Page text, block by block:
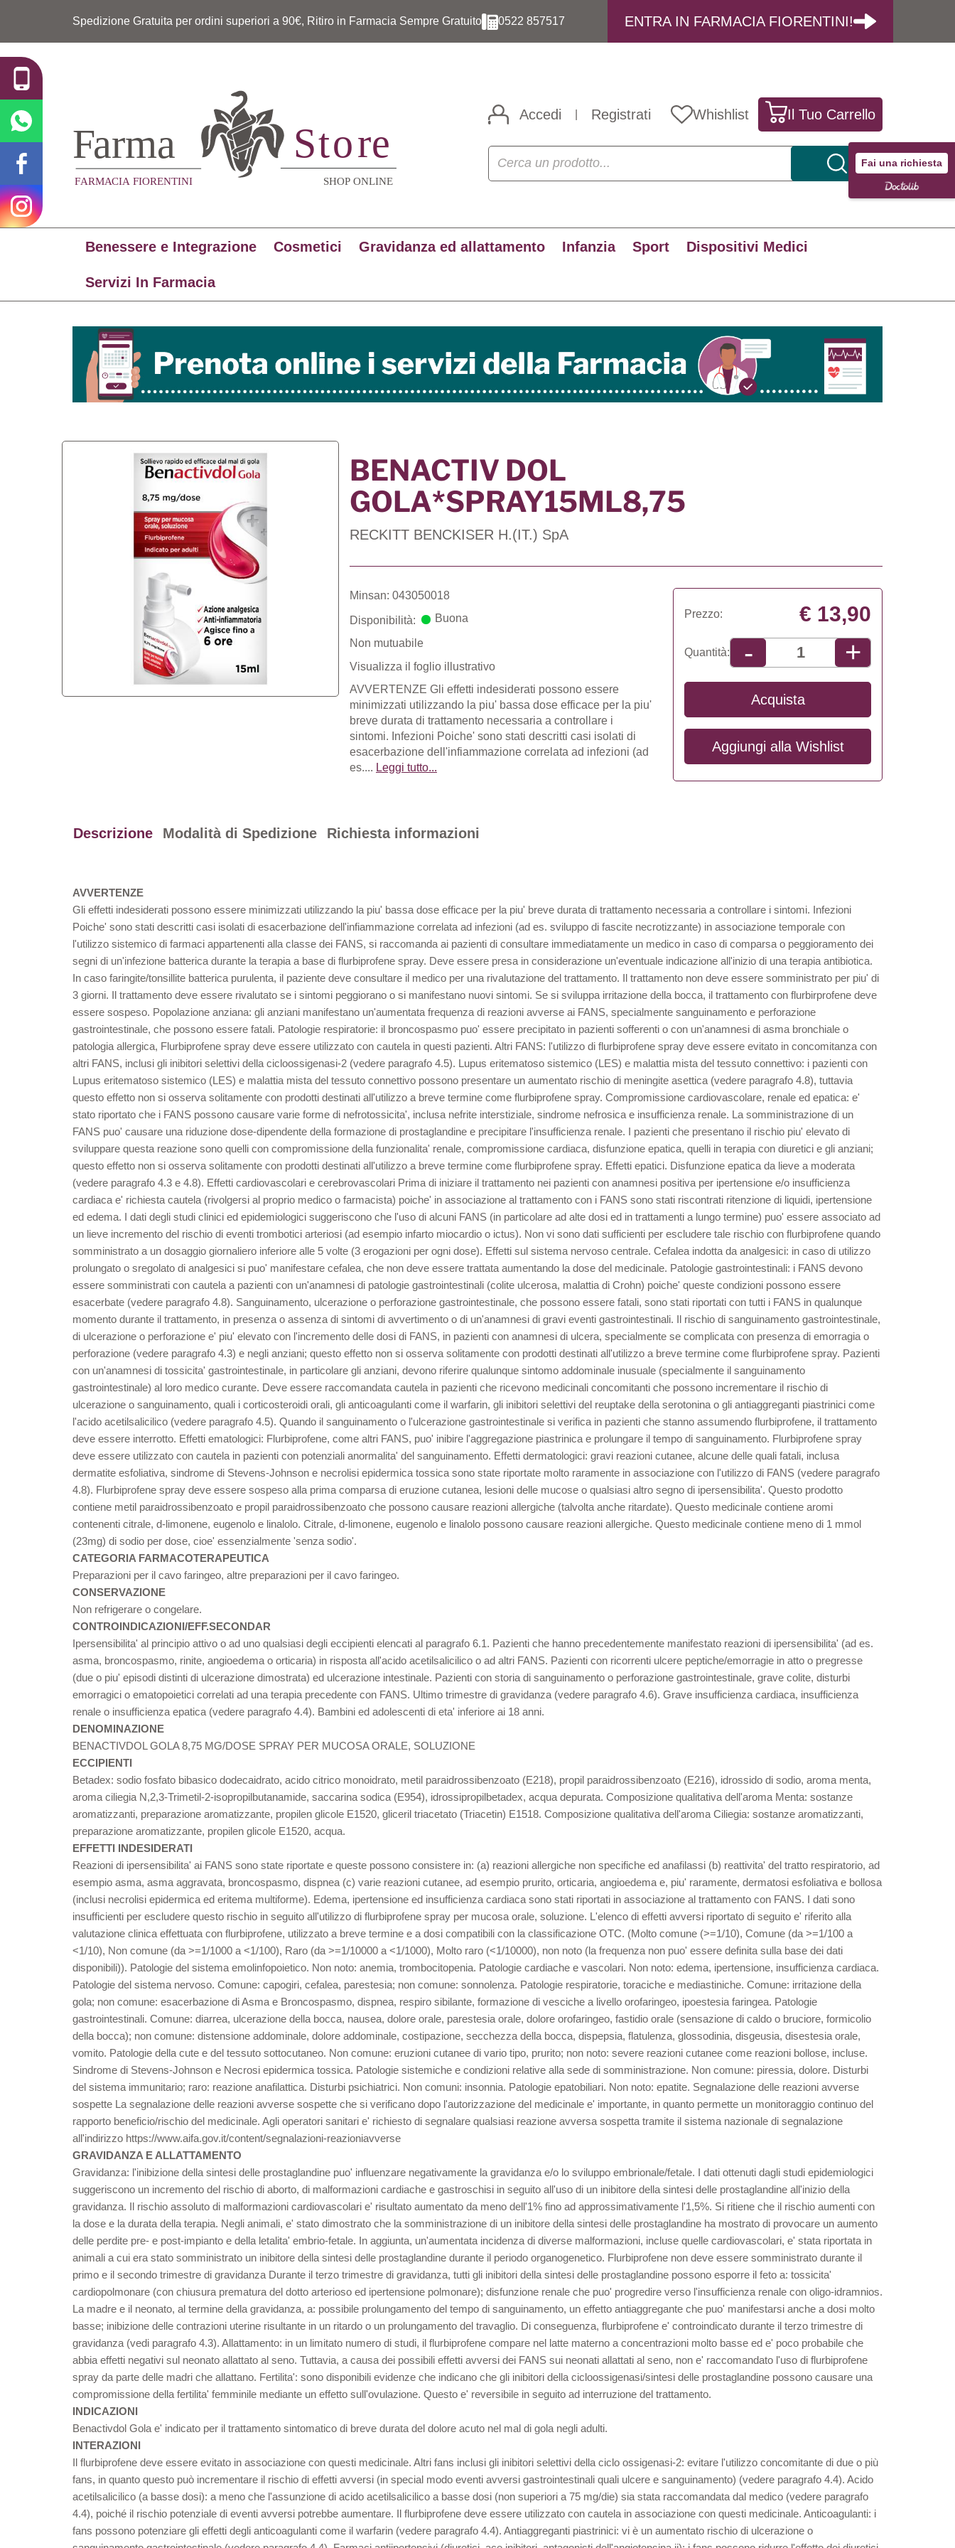
Fai una richiesta
Spedizione Gratuita per ordini superiori a 90€, Ritiro in Farmacia Sempre Gratuito 0522 857517 ENTRA IN FARMACIA FIORENTINI!
Accedi Registrati Whishlist Il Tuo Carrello
Benessere e Integrazione Cosmetici Gravidanza ed allattamento Infanzia Sport Dispositivi Medici
Servizi In Farmacia
BENACTIV DOL
GOLA*SPRAY15ML8,75
RECKITT BENCKISER H.(IT.) SpA
Minsan: 043050018
Disponibilità: Buona
Non mutuabile
Visualizza il foglio illustrativo
AVVERTENZE Gli effetti indesiderati possono essere
minimizzati utilizzando la piu' bassa dose efficace per la piu'
breve durata di trattamento necessaria a controllare i
sintomi. Infezioni Poiche' sono stati descritti casi isolati di
esacerbazione dell'infiammazione correlata ad infezioni (ad
es.... Leggi tutto...
Prezzo: € 13,90
Quantità: - +
Acquista
Aggiungi alla Wishlist
Descrizione Modalità di Spedizione Richiesta informazioni
AVVERTENZE
Gli effetti indesiderati possono essere minimizzati utilizzando la piu' bassa dose efficace per la piu' breve durata di trattamento necessaria a controllare i sintomi. Infezioni
Poiche' sono stati descritti casi isolati di esacerbazione dell'infiammazione correlata ad infezioni (ad es. sviluppo di fascite necrotizzante) in associazione temporale con
l'utilizzo sistemico di farmaci appartenenti alla classe dei FANS, si raccomanda ai pazienti di consultare immediatamente un medico in caso di comparsa o peggioramento dei
segni di un'infezione batterica durante la terapia a base di flurbiprofene spray. Deve essere presa in considerazione un'eventuale indicazione all'inizio di una terapia antibiotica.
In caso faringite/tonsillite batterica purulenta, il paziente deve consultare il medico per una rivalutazione del trattamento. Il trattamento non deve essere somministrato per piu' di
3 giorni. Il trattamento deve essere rivalutato se i sintomi peggiorano o si manifestano nuovi sintomi. Se si sviluppa irritazione della bocca, il trattamento con flurbirprofene deve
essere sospeso. Popolazione anziana: gli anziani manifestano un'aumentata frequenza di reazioni avverse ai FANS, specialmente sanguinamento e perforazione
gastrointestinale, che possono essere fatali. Patologie respiratorie: il broncospasmo puo' essere precipitato in pazienti sofferenti o con un'anamnesi di asma bronchiale o
patologia allergica, Flurbiprofene spray deve essere utilizzato con cautela in questi pazienti. Altri FANS: l'utilizzo di flurbiprofene spray deve essere evitato in concomitanza con
altri FANS, inclusi gli inibitori selettivi della cicloossigenasi-2 (vedere paragrafo 4.5). Lupus eritematoso sistemico (LES) e malattia mista del tessuto connettivo: i pazienti con
Lupus eritematoso sistemico (LES) e malattia mista del tessuto connettivo possono presentare un aumentato rischio di meningite asettica (vedere paragrafo 4.8), tuttavia
questo effetto non si osserva solitamente con prodotti destinati all'utilizzo a breve termine come flurbiprofene spray. Compromissione cardiovascolare, renale ed epatica: e'
stato riportato che i FANS possono causare varie forme di nefrotossicita', inclusa nefrite interstiziale, sindrome nefrosica e insufficienza renale. La somministrazione di un
FANS puo' causare una riduzione dose-dipendente della formazione di prostaglandine e precipitare l'insufficienza renale. I pazienti che presentano il rischio piu' elevato di
sviluppare questa reazione sono quelli con compromissione della funzionalita' renale, compromissione cardiaca, disfunzione epatica, quelli in terapia con diuretici e gli anziani;
questo effetto non si osserva solitamente con prodotti destinati all'utilizzo a breve termine come flurbiprofene spray. Effetti epatici. Disfunzione epatica da lieve a moderata
(vedere paragrafo 4.3 e 4.8). Effetti cardiovascolari e cerebrovascolari Prima di iniziare il trattamento nei pazienti con anamnesi positiva per ipertensione e/o insufficienza
cardiaca e' richiesta cautela (rivolgersi al proprio medico o farmacista) poiche' in associazione al trattamento con i FANS sono stati riscontrati ritenzione di liquidi, ipertensione
ed edema. I dati degli studi clinici ed epidemiologici suggeriscono che l'uso di alcuni FANS (in particolare ad alte dosi ed in trattamenti a lungo termine) puo' essere associato ad
un lieve incremento del rischio di eventi trombotici arteriosi (ad esempio infarto miocardio o ictus). Non vi sono dati sufficienti per escludere tale rischio con flurbiprofene quando
somministrato a un dosaggio giornaliero inferiore alle 5 volte (3 erogazioni per ogni dose). Effetti sul sistema nervoso centrale. Cefalea indotta da analgesici: in caso di utilizzo
prolungato o sregolato di analgesici si puo' manifestare cefalea, che non deve essere trattata aumentando la dose del medicinale. Patologie gastrointestinali: i FANS devono
essere somministrati con cautela a pazienti con un'anamnesi di patologie gastrointestinali (colite ulcerosa, malattia di Crohn) poiche' queste condizioni possono essere
esacerbate (vedere paragrafo 4.8). Sanguinamento, ulcerazione o perforazione gastrointestinale, che possono essere fatali, sono stati riportati con tutti i FANS in qualunque
momento durante il trattamento, in presenza o assenza di sintomi di avvertimento o di un'anamnesi di gravi eventi gastrointestinali. Il rischio di sanguinamento gastrointestinale,
di ulcerazione o perforazione e' piu' elevato con l'incremento delle dosi di FANS, in pazienti con anamnesi di ulcera, specialmente se complicata con presenza di emorragia o
perforazione (vedere paragrafo 4.3) e negli anziani; questo effetto non si osserva solitamente con prodotti destinati all'utilizzo a breve termine come flurbiprofene spray. Pazienti
con un'anamnesi di tossicita' gastrointestinale, in particolare gli anziani, devono riferire qualunque sintomo addominale inusuale (specialmente il sanguinamento
gastrointestinale) al loro medico curante. Deve essere raccomandata cautela in pazienti che ricevono medicinali concomitanti che possono incrementare il rischio di
ulcerazione o sanguinamento, quali i corticosteroidi orali, gli anticoagulanti come il warfarin, gli inibitori selettivi del reuptake della serotonina o gli antiaggreganti piastrinici come
l'acido acetilsalicilico (vedere paragrafo 4.5). Quando il sanguinamento o l'ulcerazione gastrointestinale si verifica in pazienti che stanno assumendo flurbiprofene, il trattamento
deve essere interrotto. Effetti ematologici: Flurbiprofene, come altri FANS, puo' inibire l'aggregazione piastrinica e prolungare il tempo di sanguinamento. Flurbiprofene spray
deve essere utilizzato con cautela in pazienti con potenziali anormalita' del sanguinamento. Effetti dermatologici: gravi reazioni cutanee, alcune delle quali fatali, inclusa
dermatite esfoliativa, sindrome di Stevens-Johnson e necrolisi epidermica tossica sono state riportate molto raramente in associazione con l'utilizzo di FANS (vedere paragrafo
4.8). Flurbiprofene spray deve essere sospeso alla prima comparsa di eruzione cutanea, lesioni delle mucose o qualsiasi altro segno di ipersensibilita'. Questo prodotto
contiene metil paraidrossibenzoato e propil paraidrossibenzoato che possono causare reazioni allergiche (talvolta anche ritardate). Questo medicinale contiene aromi
contenenti citrale, d-limonene, eugenolo e linalolo. Citrale, d-limonene, eugenolo e linalolo possono causare reazioni allergiche. Questo medicinale contiene meno di 1 mmol
(23mg) di sodio per dose, cioe' essenzialmente 'senza sodio'.
CATEGORIA FARMACOTERAPEUTICA
Preparazioni per il cavo faringeo, altre preparazioni per il cavo faringeo.
CONSERVAZIONE
Non refrigerare o congelare.
CONTROINDICAZIONI/EFF.SECONDAR
Ipersensibilita' al principio attivo o ad uno qualsiasi degli eccipienti elencati al paragrafo 6.1. Pazienti che hanno precedentemente manifestato reazioni di ipersensibilita' (ad es.
asma, broncospasmo, rinite, angioedema o orticaria) in risposta all'acido acetilsalicilico o ad altri FANS. Pazienti con ricorrenti ulcere peptiche/emorragie in atto o pregresse
(due o piu' episodi distinti di ulcerazione dimostrata) ed ulcerazione intestinale. Pazienti con storia di sanguinamento o perforazione gastrointestinale, grave colite, disturbi
emorragici o ematopoietici correlati ad una terapia precedente con FANS. Ultimo trimestre di gravidanza (vedere paragrafo 4.6). Grave insufficienza cardiaca, insufficienza
renale o insufficienza epatica (vedere paragrafo 4.4). Bambini ed adolescenti di eta' inferiore ai 18 anni.
DENOMINAZIONE
BENACTIVDOL GOLA 8,75 MG/DOSE SPRAY PER MUCOSA ORALE, SOLUZIONE
ECCIPIENTI
Betadex: sodio fosfato bibasico dodecaidrato, acido citrico monoidrato, metil paraidrossibenzoato (E218), propil paraidrossibenzoato (E216), idrossido di sodio, aroma menta,
aroma ciliegia N,2,3-Trimetil-2-isopropilbutanamide, saccarina sodica (E954), idrossipropilbetadex, acqua depurata. Composizione qualitativa dell'aroma Menta: sostanze
aromatizzanti, preparazione aromatizzante, propilen glicole E1520, gliceril triacetato (Triacetin) E1518. Composizione qualitativa dell'aroma Ciliegia: sostanze aromatizzanti,
preparazione aromatizzante, propilen glicole E1520, acqua.
EFFETTI INDESIDERATI
Reazioni di ipersensibilita' ai FANS sono state riportate e queste possono consistere in: (a) reazioni allergiche non specifiche ed anafilassi (b) reattivita' del tratto respiratorio, ad
esempio asma, asma aggravata, broncospasmo, dispnea (c) varie reazioni cutanee, ad esempio prurito, orticaria, angioedema e, piu' raramente, dermatosi esfoliativa e bollosa
(inclusi necrolisi epidermica ed eritema multiforme). Edema, ipertensione ed insufficienza cardiaca sono stati riportati in associazione al trattamento con FANS. I dati sono
insufficienti per escludere questo rischio in seguito all'utilizzo di flurbiprofene spray per mucosa orale, soluzione. L'elenco di effetti avversi riportato di seguito e' riferito alla
valutazione clinica effettuata con flurbiprofene, utilizzato a breve termine e a dosi compatibili con la classificazione OTC. (Molto comune (>=1/10), Comune (da >=1/100 a
<1/10), Non comune (da >=1/1000 a <1/100), Raro (da >=1/10000 a <1/1000), Molto raro (<1/10000), non noto (la frequenza non puo' essere definita sulla base dei dati
disponibili)). Patologie del sistema emolinfopoietico. Non noto: anemia, trombocitopenia. Patologie cardiache e vascolari. Non noto: edema, ipertensione, insufficienza cardiaca.
Patologie del sistema nervoso. Comune: capogiri, cefalea, parestesia; non comune: sonnolenza. Patologie respiratorie, toraciche e mediastiniche. Comune: irritazione della
gola; non comune: esacerbazione di Asma e Broncospasmo, dispnea, respiro sibilante, formazione di vesciche a livello orofaringeo, ipoestesia faringea. Patologie
gastrointestinali. Comune: diarrea, ulcerazione della bocca, nausea, dolore orale, parestesia orale, dolore orofaringeo, fastidio orale (sensazione di caldo o bruciore, formicolio
della bocca); non comune: distensione addominale, dolore addominale, costipazione, secchezza della bocca, dispepsia, flatulenza, glossodinia, disgeusia, disestesia orale,
vomito. Patologie della cute e del tessuto sottocutaneo. Non comune: eruzioni cutanee di vario tipo, prurito; non noto: severe reazioni cutanee come reazioni bollose, incluse.
Sindrome di Stevens-Johnson e Necrosi epidermica tossica. Patologie sistemiche e condizioni relative alla sede di somministrazione. Non comune: piressia, dolore. Disturbi
del sistema immunitario; raro: reazione anafilattica. Disturbi psichiatrici. Non comuni: insonnia. Patologie epatobiliari. Non noto: epatite. Segnalazione delle reazioni avverse
sospette La segnalazione delle reazioni avverse sospette che si verificano dopo l'autorizzazione del medicinale e' importante, in quanto permette un monitoraggio continuo del
rapporto beneficio/rischio del medicinale. Agli operatori sanitari e' richiesto di segnalare qualsiasi reazione avversa sospetta tramite il sistema nazionale di segnalazione
all'indirizzo https://www.aifa.gov.it/content/segnalazioni-reazioniavverse
GRAVIDANZA E ALLATTAMENTO
Gravidanza: l'inibizione della sintesi delle prostaglandine puo' influenzare negativamente la gravidanza e/o lo sviluppo embrionale/fetale. I dati ottenuti dagli studi epidemiologici
suggeriscono un incremento del rischio di aborto, di malformazioni cardiache e gastroschisi in seguito all'uso di un inibitore della sintesi delle prostaglandine all'inizio della
gravidanza. Il rischio assoluto di malformazioni cardiovascolari e' risultato aumentato da meno dell'1% fino ad approssimativamente l'1,5%. Si ritiene che il rischio aumenti con
la dose e la durata della terapia. Negli animali, e' stato dimostrato che la somministrazione di un inibitore della sintesi delle prostaglandine ha mostrato di provocare un aumento
delle perdite pre- e post-impianto e della letalita' embrio-fetale. In aggiunta, un'aumentata incidenza di diverse malformazioni, incluse quelle cardiovascolari, e' stata riportata in
animali a cui era stato somministrato un inibitore della sintesi delle prostaglandine durante il periodo organogenetico. Flurbiprofene non deve essere somministrato durante il
primo e il secondo trimestre di gravidanza Durante il terzo trimestre di gravidanza, tutti gli inibitori della sintesi delle prostaglandine possono esporre il feto a: tossicita'
cardiopolmonare (con chiusura prematura del dotto arterioso ed ipertensione polmonare); disfunzione renale che puo' progredire verso l'insufficienza renale con oligo-idramnios.
La madre e il neonato, al termine della gravidanza, a: possibile prolungamento del tempo di sanguinamento, un effetto antiaggregante che puo' manifestarsi anche a dosi molto
basse; inibizione delle contrazioni uterine risultante in un ritardo o un prolungamento del travaglio. Di conseguenza, flurbiprofene e' controindicato durante il terzo trimestre di
gravidanza (vedi paragrafo 4.3). Allattamento: in un limitato numero di studi, il flurbiprofene compare nel latte materno a concentrazioni molto basse ed e' poco probabile che
abbia effetti negativi sul neonato allattato al seno. Tuttavia, a causa dei possibili effetti avversi dei FANS sui neonati allattati al seno, non e' raccomandato l'uso di flurbiprofene
spray da parte delle madri che allattano. Fertilita': sono disponibili evidenze che indicano che gli inibitori della cicloossigenasi/sintesi delle prostaglandine possono causare una
compromissione della fertilita' femminile mediante un effetto sull'ovulazione. Questo e' reversibile in seguito ad interruzione del trattamento.
INDICAZIONI
Benactivdol Gola e' indicato per il trattamento sintomatico di breve durata del dolore acuto nel mal di gola negli adulti.
INTERAZIONI
Il flurbiprofene deve essere evitato in associazione con questi medicinale. Altri fans inclusi gli inibitori selettivi della ciclo ossigenasi-2: evitare l'utilizzo concomitante di due o più
fans, in quanto questo può incrementare il rischio di effetti avversi (in special modo eventi avversi gastrointestinali quali ulcere e sanguinamento) (vedere paragrafo 4.4). Acido
acetilsalicilico (a basse dosi): a meno che l'assunzione di acido acetilsalicilico a basse dosi (non superiori a 75 mg/die) sia stata raccomandata dal medico (vedere paragrafo
4.4), poiché il rischio potenziale di eventi avversi potrebbe aumentare. Il flurbiprofene deve essere utilizzato con cautela in associazione con questi medicinale. Anticoagulanti: i
fans possono potenziare gli effetti degli anticoagulanti come il warfarin (vedere paragrafo 4.4). Antiaggreganti piastrinici: vi è un aumentato rischio di ulcerazione o